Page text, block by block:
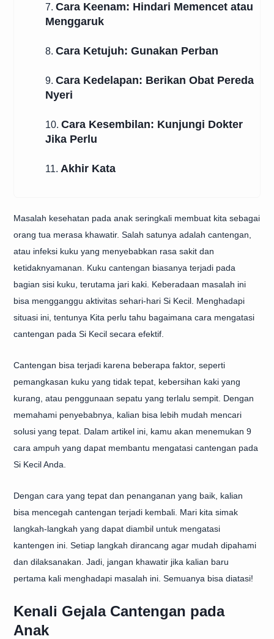
7. Cara Keenam: Hindari Memencet atau
Menggaruk
8. Cara Ketujuh: Gunakan Perban
9. Cara Kedelapan: Berikan Obat Pereda
Nyeri
10. Cara Kesembilan: Kunjungi Dokter
Jika Perlu
11. Akhir Kata
Masalah kesehatan pada anak seringkali membuat kita sebagai
orang tua merasa khawatir. Salah satunya adalah cantengan,
atau infeksi kuku yang menyebabkan rasa sakit dan
ketidaknyamanan. Kuku cantengan biasanya terjadi pada
bagian sisi kuku, terutama jari kaki. Keberadaan masalah ini
bisa mengganggu aktivitas sehari-hari Si Kecil. Menghadapi
situasi ini, tentunya Kita perlu tahu bagaimana cara mengatasi
cantengan pada Si Kecil secara efektif.
Cantengan bisa terjadi karena beberapa faktor, seperti
pemangkasan kuku yang tidak tepat, kebersihan kaki yang
kurang, atau penggunaan sepatu yang terlalu sempit. Dengan
memahami penyebabnya, kalian bisa lebih mudah mencari
solusi yang tepat. Dalam artikel ini, kamu akan menemukan 9
cara ampuh yang dapat membantu mengatasi cantengan pada
Si Kecil Anda.
Dengan cara yang tepat dan penanganan yang baik, kalian
bisa mencegah cantengan terjadi kembali. Mari kita simak
langkah-langkah yang dapat diambil untuk mengatasi
kantengen ini. Setiap langkah dirancang agar mudah dipahami
dan dilaksanakan. Jadi, jangan khawatir jika kalian baru
pertama kali menghadapi masalah ini. Semuanya bisa diatasi!
Kenali Gejala Cantengan pada
Anak